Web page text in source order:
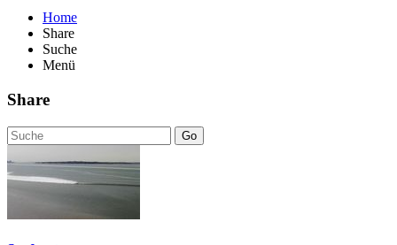
Home
Share
Suche
Menü
Share
Go